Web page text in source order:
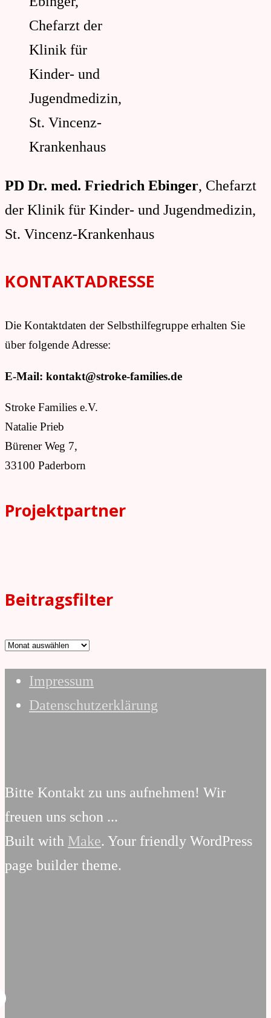
Chefarzt der
Klinik für
Kinder- und
Jugendmedizin,
St. Vincenz-
Krankenhaus
PD Dr. med. Friedrich Ebinger, Chefarzt
der Klinik für Kinder- und Jugendmedizin,
St. Vincenz-Krankenhaus
KONTAKTADRESSE
Die Kontaktdaten der Selbsthilfegruppe erhalten Sie
über folgende Adresse:
E-Mail: kontakt@stroke-families.de
Stroke Families e.V.
Natalie Prieb
Bürener Weg 7,
33100 Paderborn
Projektpartner
Beitragsfilter
Beitragsfilter
Impressum
Datenschutzerklärung
Bitte Kontakt zu uns aufnehmen! Wir
freuen uns schon ...
Built with Make. Your friendly WordPress
page builder theme.